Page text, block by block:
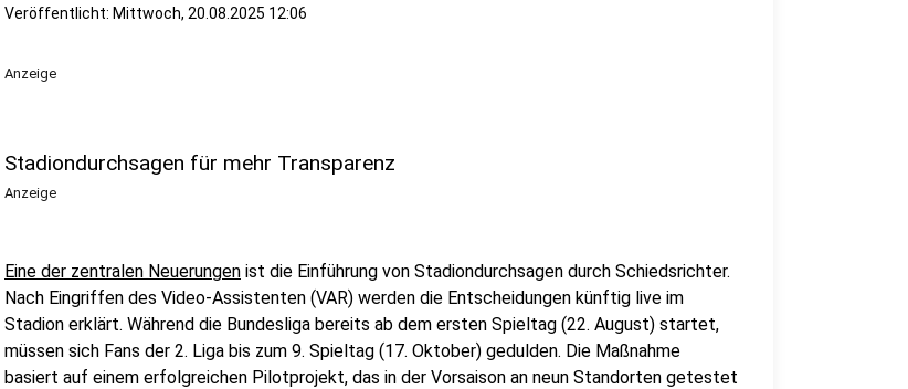
Veröffentlicht: Mittwoch, 20.08.2025 12:06
Anzeige
Stadiondurchsagen für mehr Transparenz
Anzeige
Eine der zentralen Neuerungen ist die Einführung von Stadiondurchsagen durch Schiedsrichter.
Nach Eingriffen des Video-Assistenten (VAR) werden die Entscheidungen künftig live im
Stadion erklärt. Während die Bundesliga bereits ab dem ersten Spieltag (22. August) startet,
müssen sich Fans der 2. Liga bis zum 9. Spieltag (17. Oktober) gedulden. Die Maßnahme
basiert auf einem erfolgreichen Pilotprojekt, das in der Vorsaison an neun Standorten getestet